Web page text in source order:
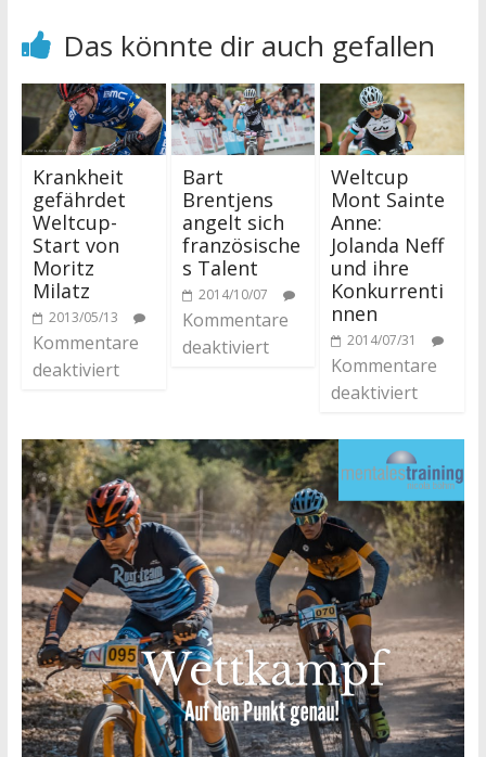
Das könnte dir auch gefallen
Krankheit
gefährdet
Weltcup-
Start von
Moritz
Milatz
2013/05/13
Kommentare
deaktiviert
Bart
Brentjens
angelt sich
französische
s Talent
2014/10/07
Kommentare
deaktiviert
Weltcup
Mont Sainte
Anne:
Jolanda Neff
und ihre
Konkurrenti
nnen
2014/07/31
Kommentare
deaktiviert